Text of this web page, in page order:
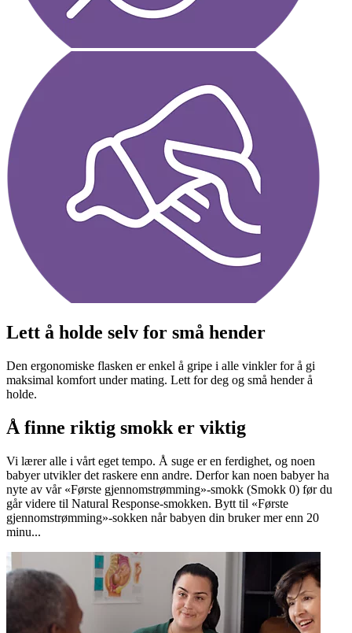
Lett å holde selv for små hender
Den ergonomiske flasken er enkel å gripe i alle vinkler for å gi
maksimal komfort under mating. Lett for deg og små hender å
holde.
Å finne riktig smokk er viktig
Vi lærer alle i vårt eget tempo. Å suge er en ferdighet, og noen
babyer utvikler det raskere enn andre. Derfor kan noen babyer ha
nyte av vår «Første gjennomstrømming»-smokk (Smokk 0) før du
går videre til Natural Response-smokken. Bytt til «Første
gjennomstrømming»-sokken når babyen din bruker mer enn 20
minu...